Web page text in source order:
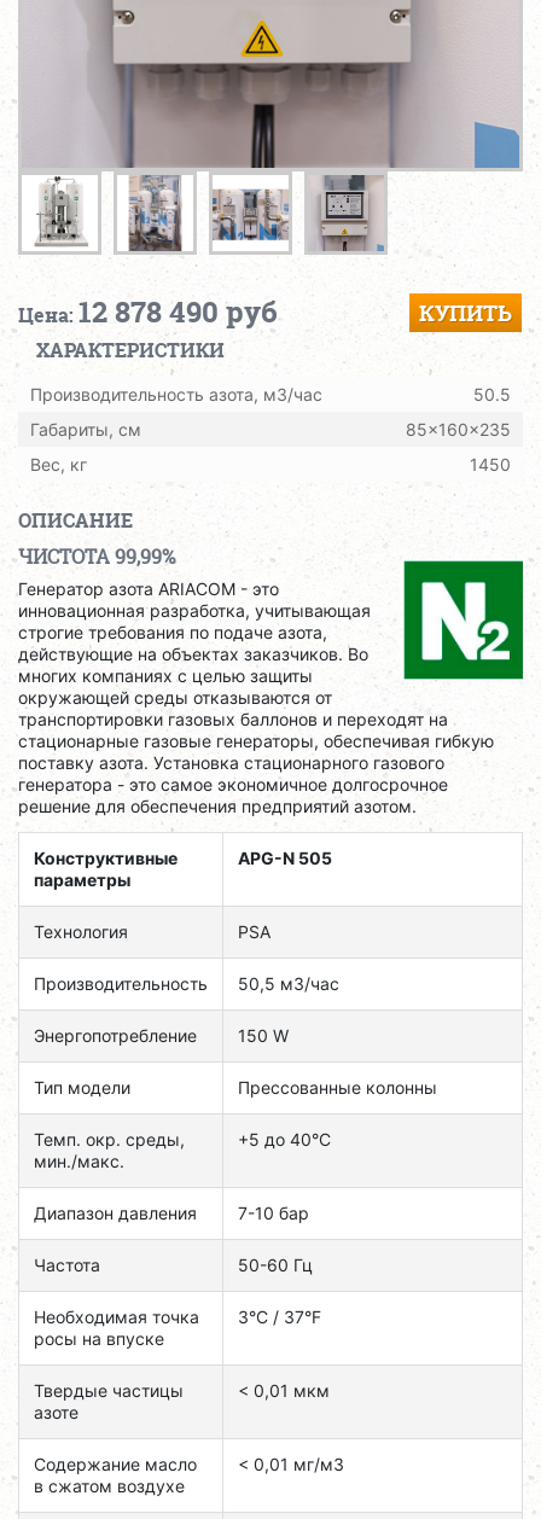
Цена: 12 878 490 руб КУПИТЬ
ХАРАКТЕРИСТИКИ
Производительность азота, м3/час
50.5
Габариты, см
85x160x235
Вес, кг
1450
ОПИСАНИЕ
ЧИСТОТА 99,99%
Генератор азота ARIACOM - это
инновационная разработка, учитывающая
строгие требования по подаче азота,
действующие на объектах заказчиков. Во
многих компаниях с целью защиты
окружающей среды отказываются от
транспортировки газовых баллонов и переходят на
стационарные газовые генераторы, обеспечивая гибкую
поставку азота. Установка стационарного газового
генератора - это самое экономичное долгосрочное
решение для обеспечения предприятий азотом.
Конструктивные
параметры
APG-N 505
Технология PSA
Производительность 50,5 м3/час
Энергопотребление 150 W
Тип модели Прессованные колонны
Темп. окр. среды,
мин./макс.
+5 до 40°C
Диапазон давления 7-10 бар
Частота 50-60 Гц
Необходимая точка
росы на впуске
3°C / 37°F
Твердые частицы
азоте
< 0,01 мкм
Содержание масло
в сжатом воздухе
< 0,01 мг/м3